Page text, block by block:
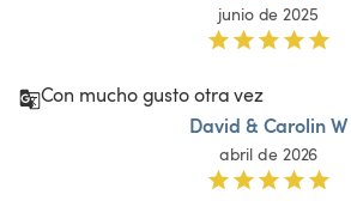
junio de 2025
Con mucho gusto otra vez
David & Carolin W
abril de 2026